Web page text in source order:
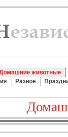
животные
Разное